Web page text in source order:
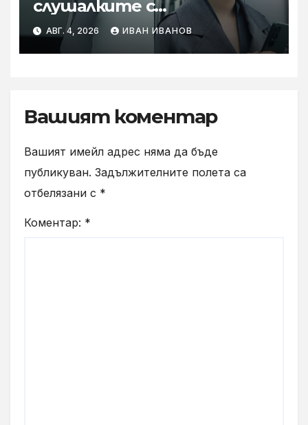
слушалките с
шумопотискане WH-
1000XM6 в нов цвят „Olive
Gray“
АВГ. 4, 2026 ИВАН ИВАНОВ
Вашият коментар
Вашият имейл адрес няма да бъде
публикуван. Задължителните полета са
отбелязани с *
Коментар: *